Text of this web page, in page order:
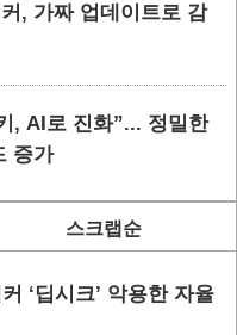
, 가짜 업데이트로 감
, AI로 진화”... 정밀한
증가
스크랩순
‘딥시크’ 악용한 자율